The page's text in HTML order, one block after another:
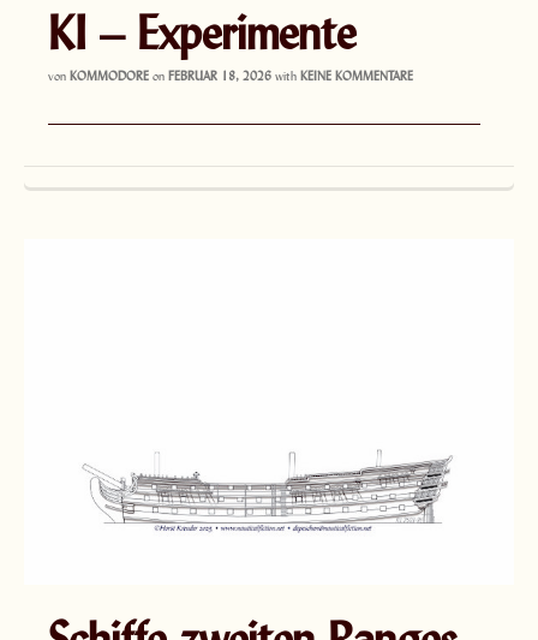
KI – Experimente
von KOMMODORE on FEBRUAR 18, 2026 with KEINE KOMMENTARE
——————————————————